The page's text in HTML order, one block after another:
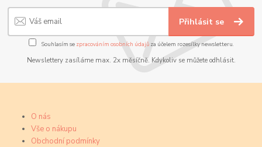
Přihlásit se
Souhlasím se zpracováním osobních údajůza účelem rozesílky newsletteru.
Newslettery zasíláme max. 2x měsíčně. Kdykoliv se můžete odhlásit.
O nás
Vše o nákupu
Obchodní podmínky